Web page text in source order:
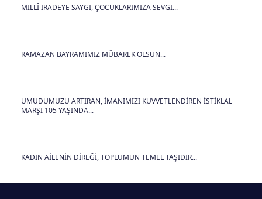
MİLLÎ İRADEYE SAYGI, ÇOCUKLARIMIZA SEVGİ...
RAMAZAN BAYRAMIMIZ MÜBAREK OLSUN...
UMUDUMUZU ARTIRAN, İMANIMIZI KUVVETLENDİREN İSTİKLAL
MARŞI 105 YAŞINDA...
KADIN AİLENİN DİREĞİ, TOPLUMUN TEMEL TAŞIDIR...